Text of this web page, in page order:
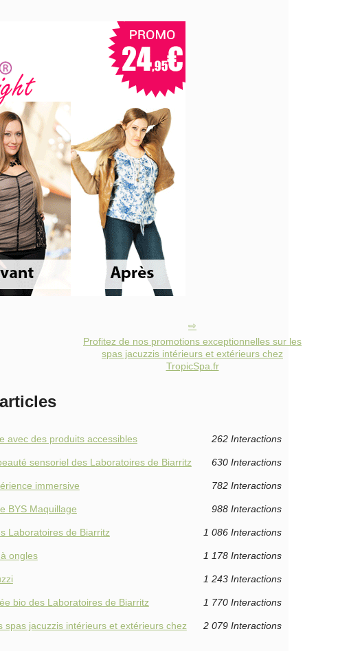
Profitez de nos promotions exceptionnelles sur les
spas jacuzzis intérieurs et extérieurs chez
TropicSpa.fr
avec des produits accessibles 262 Interactions
sensoriel des Laboratoires de Biarritz 630 Interactions
immersive 782 Interactions
BYS Maquillage 988 Interactions
Laboratoires de Biarritz 1 086 Interactions
ongles 1 178 Interactions
1 243 Interactions
bio des Laboratoires de Biarritz 1 770 Interactions
jacuzzis intérieurs et extérieurs chez
2 079 Interactions